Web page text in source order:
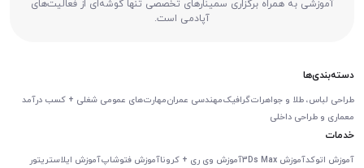
آپادمی است.
دسته‌بندی‌ها
طراحی لباس، طلا و جواهراتگرافیکمهندسی عمرانمهارت‌های عمومی شغلی + کسب درآمد
معماری و طراحی داخلی
خدمات
آموزش اتوکدآموزش 3Ds Max آموزش وی ری + کروناآموزش فتوشاپآموزش ایلاستریتور